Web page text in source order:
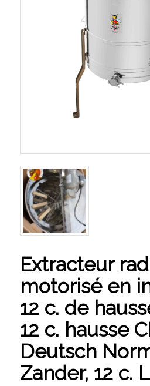
Extracteur
motorisé en
12 c. de
12 c. hausse
Deutsch
Zander, 12 c.